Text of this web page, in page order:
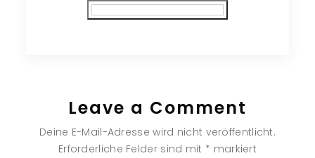
Leave a Comment
Deine E-Mail-Adresse wird nicht veröffentlicht.
Erforderliche Felder sind mit * markiert